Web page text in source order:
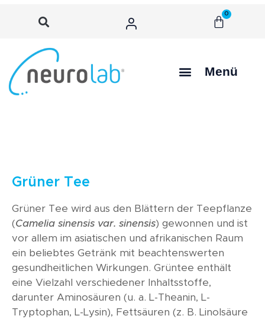
0
Menü
Grüner Tee
Grüner Tee wird aus den Blättern der Teepflanze
(Camelia sinensis var. sinensis) gewonnen und ist
vor allem im asiatischen und afrikanischen Raum
ein beliebtes Getränk mit beachtenswerten
gesundheitlichen Wirkungen. Grüntee enthält
eine Vielzahl verschiedener Inhaltsstoffe,
darunter Aminosäuren (u. a. L-Theanin, L-
Tryptophan, L-Lysin), Fettsäuren (z. B. Linolsäure